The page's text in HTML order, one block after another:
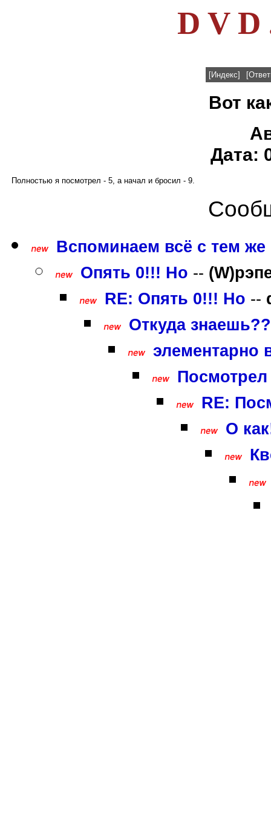
D V D
[Индекс]
Вот
Дата:
Полностью я посмотрел - 5, а начал и бросил - 9.
Вспоминаем всё с тем же
Опять 0!!! Но --
RE: Опять 0!!! Но --
Откуда
элементарно
RE:
О